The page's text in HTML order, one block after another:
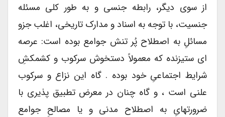
از سوی دیگر، رابطه جنسی و به طور کلی مسئله
جنسیت، با توجه به اسناد و مدارک تاریخی، اغلب جزو
مسائلِ به اصطلاح پُر تنش جوامع بوده است: عرصه
ای ستیزنده که معمولاً دستخوش سرکوب و کشمکشِ
شرایط اجتماعیِ خود بوده . گاه این نزاع و سرکوب
علنی است ، و گاه چنان در معرض تطبیق پذیری با
ضرورتهایِ به اصطلاح مدنی و یا مصالحِ جوامع